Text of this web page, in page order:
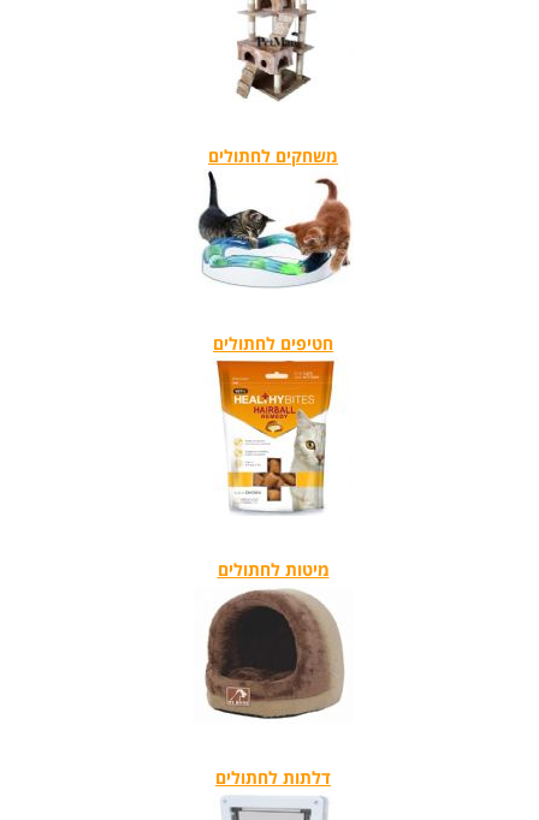
משחקים לחתולים
חטיפים לחתולים
מיטות לחתולים
דלתות לחתולים